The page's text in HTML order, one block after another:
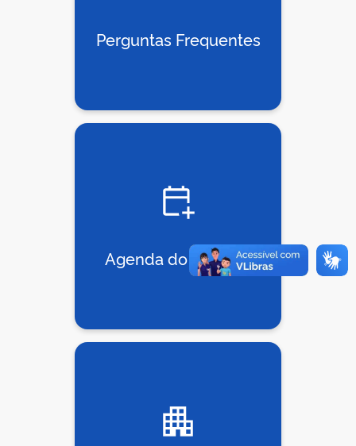
Perguntas Frequentes
Agenda do Ministro